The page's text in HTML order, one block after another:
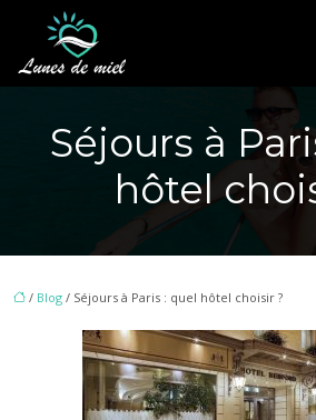
Séjours à
hôtel
/ Blog / Séjours à Paris : quel hôtel choisir ?